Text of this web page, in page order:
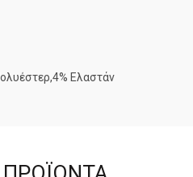
Ελαστάν